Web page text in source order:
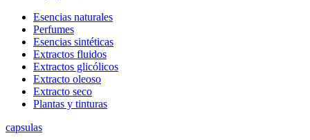
Esencias naturales
Perfumes
Esencias sintéticas
Extractos fluidos
Extractos glicólicos
Extracto oleoso
Extracto seco
Plantas y tinturas
capsulas